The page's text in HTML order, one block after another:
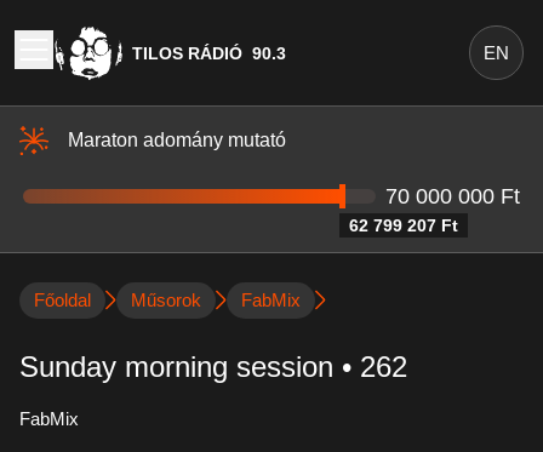
TILOS RÁDIÓ 90.3 EN
Maraton adomány mutató
62 799 207 Ft
70 000 000 Ft
Főoldal Műsorok FabMix
Sunday morning session • 262
FabMix